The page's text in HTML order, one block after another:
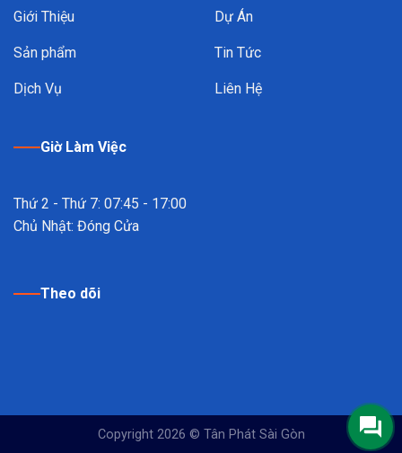
Giới Thiệu
Sản phẩm
Dịch Vụ
Dự Án
Tin Tức
Liên Hệ
Giờ Làm Việc
Thứ 2 - Thứ 7: 07:45 - 17:00
Chủ Nhật: Đóng Cửa
Theo dõi
Copyright 2026 © Tân Phát Sài Gòn